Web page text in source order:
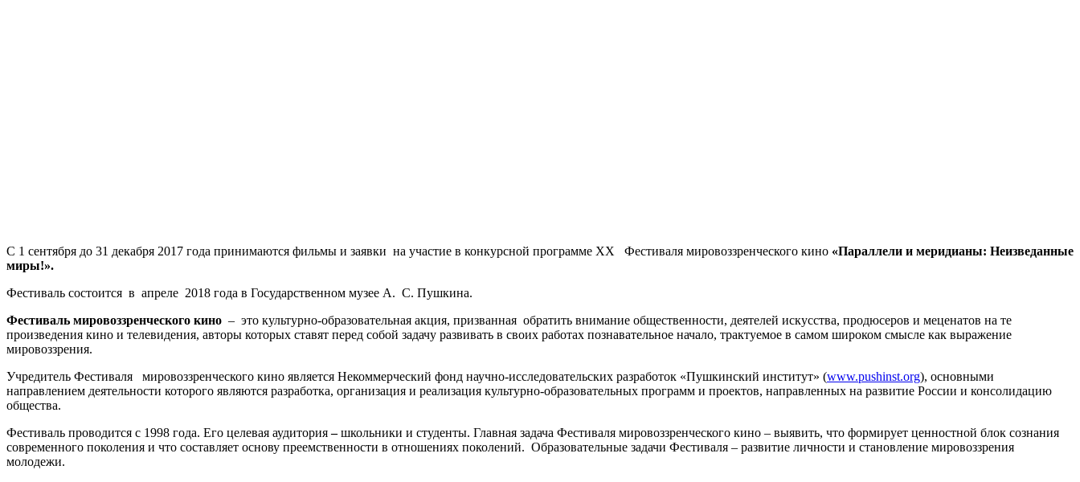
С 1 сентября до 31 декабря 2017 года принимаются фильмы и заявки на участие в конкурсной программе XХ Фестиваля мировоззренческого кино «Параллели и меридианы: Неизведанные
миры!».
Фестиваль состоится в апреле 2018 года в Государственном музее А. С. Пушкина.
Фестиваль мировоззренческого кино – это культурно-образовательная акция, призванная обратить внимание общественности, деятелей искусства, продюсеров и меценатов на те
произведения кино и телевидения, авторы которых ставят перед собой задачу развивать в своих работах познавательное начало, трактуемое в самом широком смысле как выражение
мировоззрения.
Учредитель Фестиваля мировоззренческого кино является Некоммерческий фонд научно-исследовательских разработок «Пушкинский институт» (www.pushinst.org), основными
направлением деятельности которого являются разработка, организация и реализация культурно-образовательных программ и проектов, направленных на развитие России и консолидацию
общества.
Фестиваль проводится с 1998 года. Его целевая аудитория–школьники и студенты. Главная задача Фестиваля мировоззренческого кино – выявить, что формирует ценностной блок сознания
современного поколения и что составляет основу преемственности в отношениях поколений. Образовательные задачи Фестиваля – развитие личности и становление мировоззрения
молодежи.